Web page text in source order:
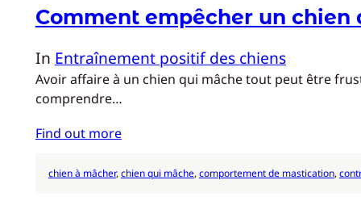
Comment empêcher un chien
In Entraînement positif des chiens
Avoir affaire à un chien qui mâche tout peut être
comprendre…
Find out more
chien à mâcher, chien qui mâche, comportement de mastication,